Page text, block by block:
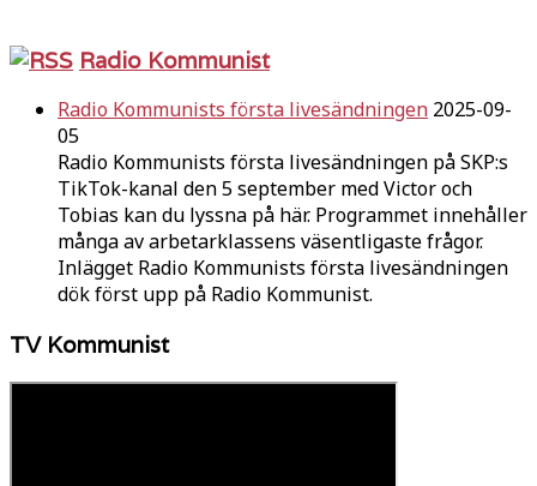
Radio Kommunist
Radio Kommunists första livesändningen 2025-09-
05
Radio Kommunists första livesändningen på SKP:s
TikTok-kanal den 5 september med Victor och
Tobias kan du lyssna på här. Programmet innehåller
många av arbetarklassens väsentligaste frågor.
Inlägget Radio Kommunists första livesändningen
dök först upp på Radio Kommunist.
TV Kommunist